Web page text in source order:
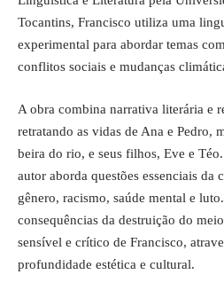
Tocantins, Francisco utiliza uma
experimental para abordar temas
conflitos sociais e mudanças
A obra combina narrativa literária e
retratando as vidas de Ana e Pedro,
beira do rio, e seus filhos, Eve e
autor aborda questões essenciais da
gênero, racismo, saúde mental e
consequências da destruição do
sensível e crítico de Francisco,
profundidade estética e cultural.